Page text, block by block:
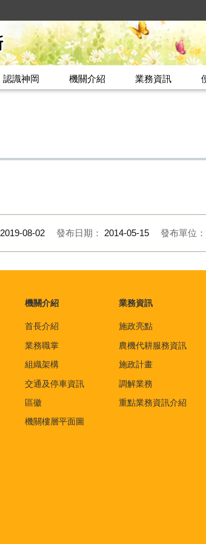
認識神岡 機關介紹 業務資訊
2019-08-02 發布日期： 2014-05-15 發布單位：
機關介紹
首長介紹
業務職掌
組織架構
交通及停車資訊
區徽
機關樓層平面圖
業務資訊
施政亮點
農機代耕服務資訊
施政計畫
調解業務
重點業務資訊介紹